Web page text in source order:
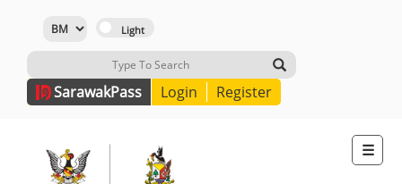
SarawakPass Login Register
☰